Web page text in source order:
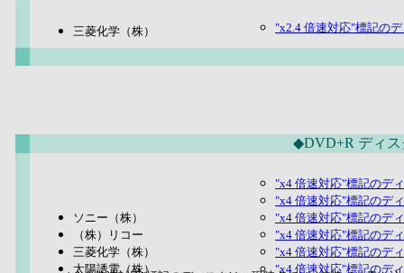
三菱化学（株） "x2.4 倍速対応"標記の
◆DVD+R ディ
ソニー（株）
（株）リコー
三菱化学（株）
太陽誘電（株）
"x4 倍速対応"標記のデ
"x4 倍速対応"標記のデ
"x4 倍速対応"標記のデ
"x4 倍速対応"標記のデ
"x4 倍速対応"標記のデ
"x4 倍速対応"標記のデ